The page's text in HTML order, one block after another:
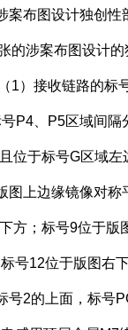
布图设计独创性
涉案布图设计的
1）接收链路的
P4、P5区域间
位于标号G区域
图上边缘镜像对
方；标号9位于
号12位于版图右
号2的上面，标号